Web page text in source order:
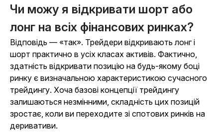
Чи можу я відкривати шорт або
лонг на всіх фінансових ринках?
Відповідь — «так». Трейдери відкривають лонг і
шорт практично в усіх класах активів. Фактично,
здатність відкривати позицію на будь-якому боці
ринку є визначальною характеристикою сучасного
трейдингу. Хоча базові концепції трейдингу
залишаються незмінними, складність цих позицій
зростає, коли ви переходите зі спотових ринків на
деривативи.